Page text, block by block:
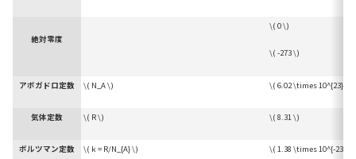
絶対零度
\( 0 \)
\( -273 \)
アボガドロ定数 \( N_A \) \( 6.02 \times 10^{23} \)
気体定数 \( R \) \( 8.31 \)
ボルツマン定数 \( k = R/N_{A} \) \( 1.38 \times 10^{-23} \)